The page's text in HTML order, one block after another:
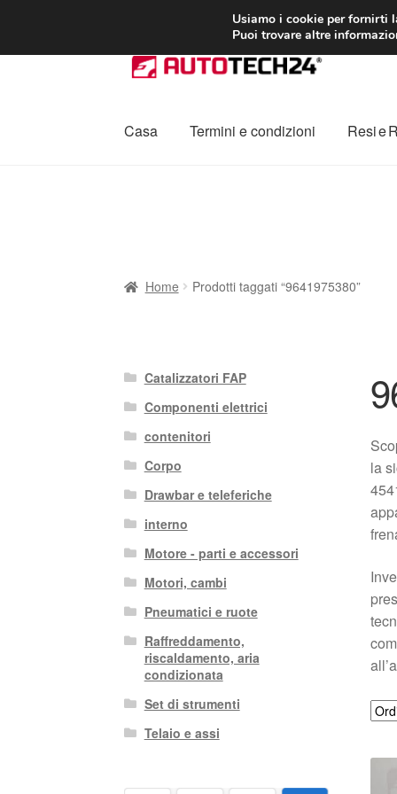
CONSEGNA da
Vai
alla
Vai
al
Casa
Termini e condizioni Resi e
Home Prodotti taggati “9641975380”
la
Catalizzatori FAP
Componenti elettrici
contenitori
Corpo
Drawbar e teleferiche
interno
Motore - parti e accessori
Motori, cambi
Pneumatici e ruote
Raffreddamento,
riscaldamento, aria
condizionata
Set di strumenti
Telaio e assi
Usiamo i cookie per fornirti
Puoi trovare altre